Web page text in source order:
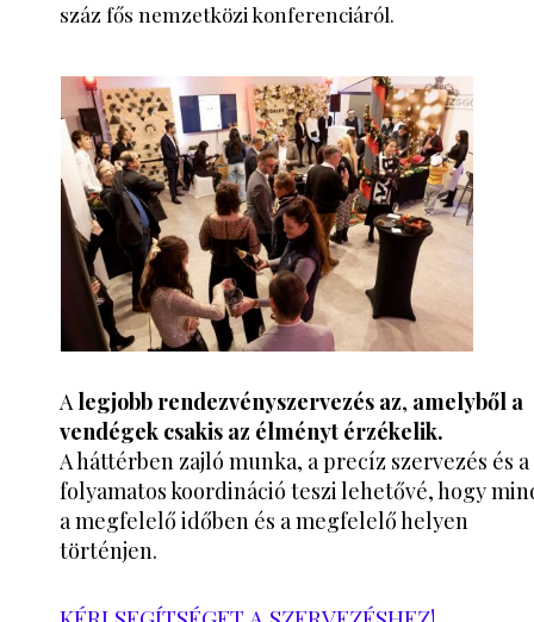
száz fős nemzetközi konferenciáról.
A legjobb rendezvényszervezés az, amelyből a
vendégek csakis az élményt érzékelik.
A háttérben zajló munka, a precíz szervezés és a
folyamatos koordináció teszi lehetővé, hogy
a megfelelő időben és a megfelelő helyen
történjen.